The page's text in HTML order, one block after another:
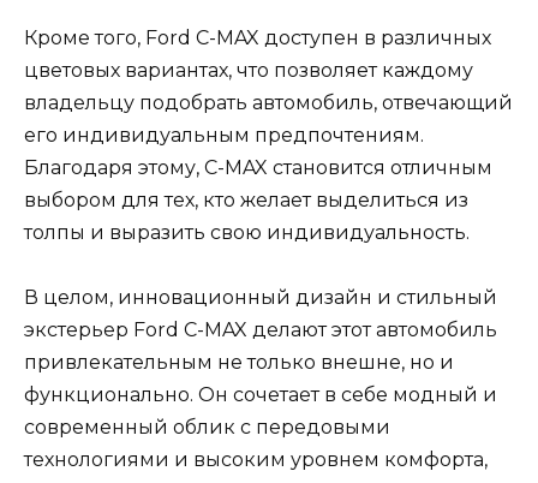
Кроме того, Ford C-MAX доступен в различных
цветовых вариантах, что позволяет каждому
владельцу подобрать автомобиль, отвечающий
его индивидуальным предпочтениям.
Благодаря этому, C-MAX становится отличным
выбором для тех, кто желает выделиться из
толпы и выразить свою индивидуальность.
В целом, инновационный дизайн и стильный
экстерьер Ford C-MAX делают этот автомобиль
привлекательным не только внешне, но и
функционально. Он сочетает в себе модный и
современный облик с передовыми
технологиями и высоким уровнем комфорта,